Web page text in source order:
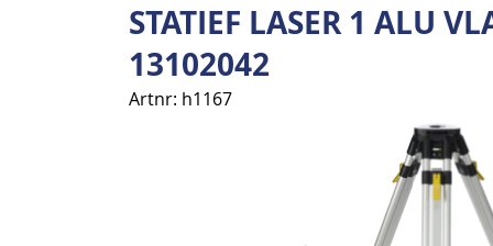
STATIEF LASER 1 ALU
13102042
Artnr h1167